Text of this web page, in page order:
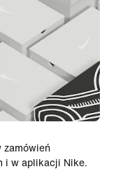
zamówień
i w aplikacji Nike.